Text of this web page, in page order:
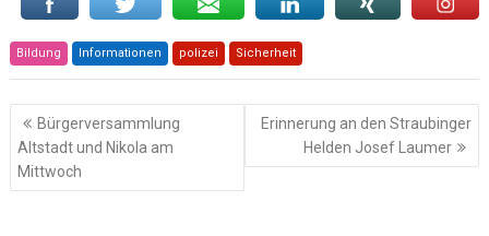
Bildung Informationen polizei Sicherheit
Beitragsnavigation
Bürgerversammlung
Altstadt und Nikola am
Mittwoch
Erinnerung an den Straubinger
Helden Josef Laumer